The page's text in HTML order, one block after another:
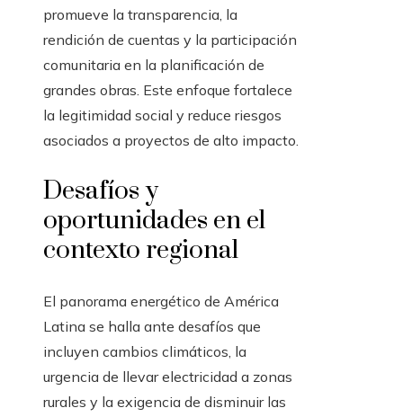
promueve la transparencia, la
rendición de cuentas y la participación
comunitaria en la planificación de
grandes obras. Este enfoque fortalece
la legitimidad social y reduce riesgos
asociados a proyectos de alto impacto.
Desafíos y
oportunidades en el
contexto regional
El panorama energético de América
Latina se halla ante desafíos que
incluyen cambios climáticos, la
urgencia de llevar electricidad a zonas
rurales y la exigencia de disminuir las